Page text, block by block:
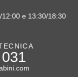
e 13:30/18:30